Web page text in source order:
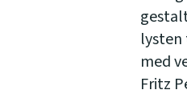
med
Fritz